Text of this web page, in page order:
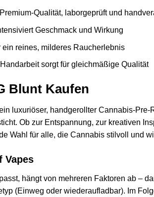
Qualität, laborgeprüft und
Geschmack und Wirkung
reines, milderes Raucherlebnis
sorgt für gleichmäßige Qualität
Blunt Kaufen
luxuriöser, handgerollter Cannabis-
Ob zur Entspannung, zur kreativen
Wahl für alle, die Cannabis stilvoll und
Vapes
hängt von mehreren Faktoren ab –
(Einweg oder wiederaufladbar). Im